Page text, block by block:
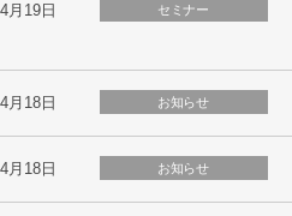
月19日 セミナー
月18日 お知らせ
月18日 お知らせ